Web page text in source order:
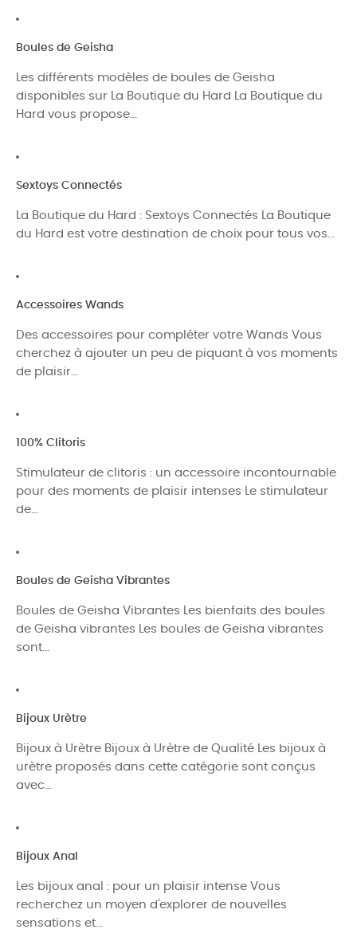
Boules de Geisha
Les différents modèles de boules de Geisha
disponibles sur La Boutique du Hard La Boutique du
Hard vous propose...
Sextoys Connectés
La Boutique du Hard : Sextoys Connectés La Boutique
du Hard est votre destination de choix pour tous vos...
Accessoires Wands
Des accessoires pour compléter votre Wands Vous
cherchez à ajouter un peu de piquant à vos moments
de plaisir...
100% Clitoris
Stimulateur de clitoris : un accessoire incontournable
pour des moments de plaisir intenses Le stimulateur
de...
Boules de Geisha Vibrantes
Boules de Geisha Vibrantes Les bienfaits des boules
de Geisha vibrantes Les boules de Geisha vibrantes
sont...
Bijoux Urètre
Bijoux à Urètre Bijoux à Urètre de Qualité Les bijoux à
urètre proposés dans cette catégorie sont conçus
avec...
Bijoux Anal
Les bijoux anal : pour un plaisir intense Vous
recherchez un moyen d'explorer de nouvelles
sensations et...